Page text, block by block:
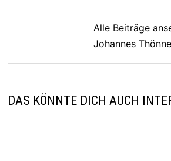
Alle Beiträge
Johannes
DAS KÖNNTE DICH AUCH